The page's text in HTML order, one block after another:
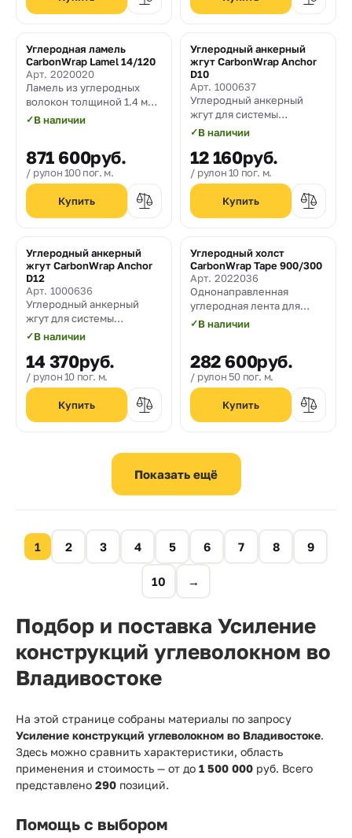
Углеродная ламель
CarbonWrap Lamel 14/120
Арт. 2020020
Ламель из углеродных
волокон толщиной 1.4 мм
и шириной 120 мм. с
✓В наличии
871 600руб.
рулон 100 пог. м.
Углеродный анкерный
жгут CarbonWrap Anchor
D10
Арт. 1000637
Углеродный анкерный
жгут для системы
внешнего армирования
диаметром 10 мм.
✓В наличии
12 160руб.
рулон 10 пог. м.
Углеродный анкерный
жгут CarbonWrap Anchor
D12
Арт. 1000636
Углеродный анкерный
жгут для системы
внешнего армирования
мм.
✓В наличии
14 370руб.
рулон 10 пог. м.
Углеродный холст
CarbonWrap Tape 900/300
Арт. 2022036
Однонаправленная
углеродная лента для
усиления строительных
мм.
✓В наличии
282 600руб.
рулон 50 пог. м.
1 2 3 4 5 6 7 8 9
10 →
Подбор и поставка Усиление
конструкций углеволокном во
Владивостоке
На этой странице собраны материалы по запросу
Усиление конструкций углеволокном во Владивостоке.
Здесь можно сравнить характеристики, область
применения и стоимость — от до 1 500 000 руб. Всего
представлено 290 позиций.
Помощь с выбором